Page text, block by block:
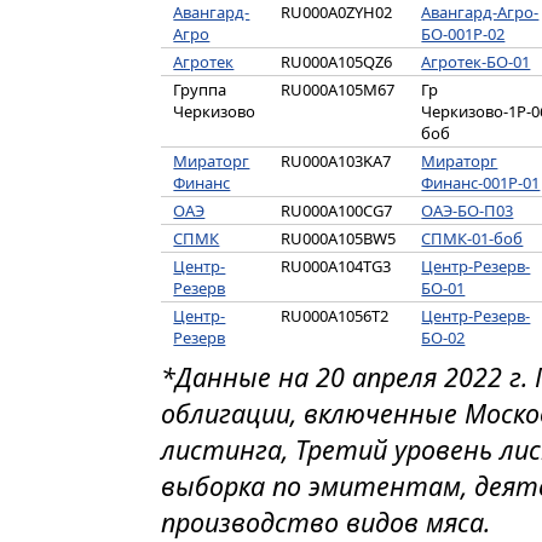
Авангард-
Агро
RU000A0ZYH02
Авангард-Агро-
БО-001P-02
Агротек
RU000A105QZ6
Агротек-БО-01
Группа
Черкизово
RU000A105M67
Гр
Черкизово-1Р-
боб
Мираторг
Финанс
RU000A103KA7
Мираторг
Финанс-001Р-01
ОАЭ
RU000A100CG7
ОАЭ-БО-П03
СПМК
RU000A105BW5
СПМК-01-боб
Центр-
Резерв
RU000A104TG3
Центр-Резерв-
БО-01
Центр-
Резерв
RU000A1056T2
Центр-Резерв-
БО-02
*Данные на 20 апреля 2022
облигации, включенные
листинга, Третий уровень
выборка по эмитентам,
производство видов мяса.